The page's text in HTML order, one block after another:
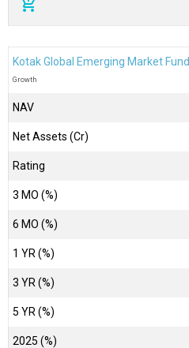
add_shopping_cart
Kotak Global Emerging Market Fund
Growth
NAV
Net Assets (Cr)
Rating
3 MO (%)
6 MO (%)
1 YR (%)
3 YR (%)
5 YR (%)
2025 (%)